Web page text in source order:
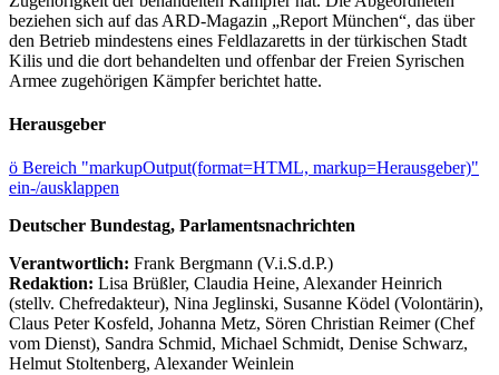
beziehen sich auf das ARD-Magazin „Report München“, das über
den Betrieb mindestens eines Feldlazaretts in der türkischen Stadt
Kilis und die dort behandelten und offenbar der Freien Syrischen
Armee zugehörigen Kämpfer berichtet hatte.
Herausgeber
ö Bereich "markupOutput(format=HTML, markup=Herausgeber)"
ein-/ausklappen
Deutscher Bundestag, Parlamentsnachrichten
Verantwortlich: Frank Bergmann (V.i.S.d.P.)
Redaktion: Lisa Brüßler, Claudia Heine, Alexander Heinrich
(stellv. Chefredakteur), Nina Jeglinski, Susanne Ködel (Volontärin),
Claus Peter Kosfeld, Johanna Metz, Sören Christian Reimer (Chef
vom Dienst), Sandra Schmid, Michael Schmidt, Denise Schwarz,
Helmut Stoltenberg, Alexander Weinlein